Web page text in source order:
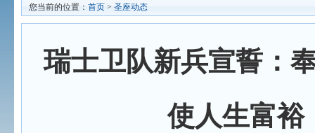
您当前的位置： 首页 > 圣座动态
瑞士卫队新兵宣誓：
使人生富裕